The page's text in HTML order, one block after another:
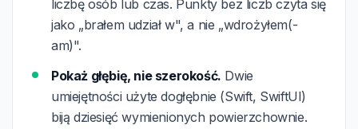
liczbę osób lub czas. Punkty bez liczb czyta się
jako „brałem udział w", a nie „wdrożyłem(-
am)".
Pokaż głębię, nie szerokość. Dwie
umiejętności użyte dogłębnie (Swift, SwiftUI)
biją dziesięć wymienionych powierzchownie.